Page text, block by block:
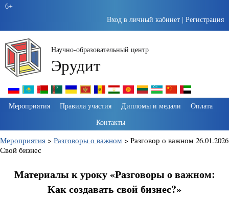
6+
Вход в личный кабинет
Регистрация
Научно-образовательный центр
Эрудит
Пропустить
навигацию
Мероприятия Правила участия Дипломы и медали
Оплата
Контакты
Мероприятия > Разговоры о важном > Разговор о важном 26.01.2026
Свой бизнес
Материалы к уроку «Разговоры о важном:
Как создавать свой бизнес?»